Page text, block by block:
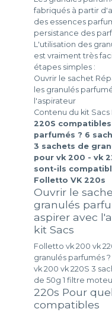
fabriqués à partir
des essences
persistance des
L'utilisation des
est vraiment très
étapes simples :
Ouvrir le sachet
les granulés
l'aspirateur
Contenu du kit
220S
parfumés ? 6
3 sachets de
pour vk 200 - vk
sont-ils
Folletto VK 220s
Ouvrir le
granulés
aspirer avec
kit Sacs
Folletto vk 200 vk
granulés parfumés
vk 200 vk 220S 3
de 50g 1 filtre
220s Pour
compatibles